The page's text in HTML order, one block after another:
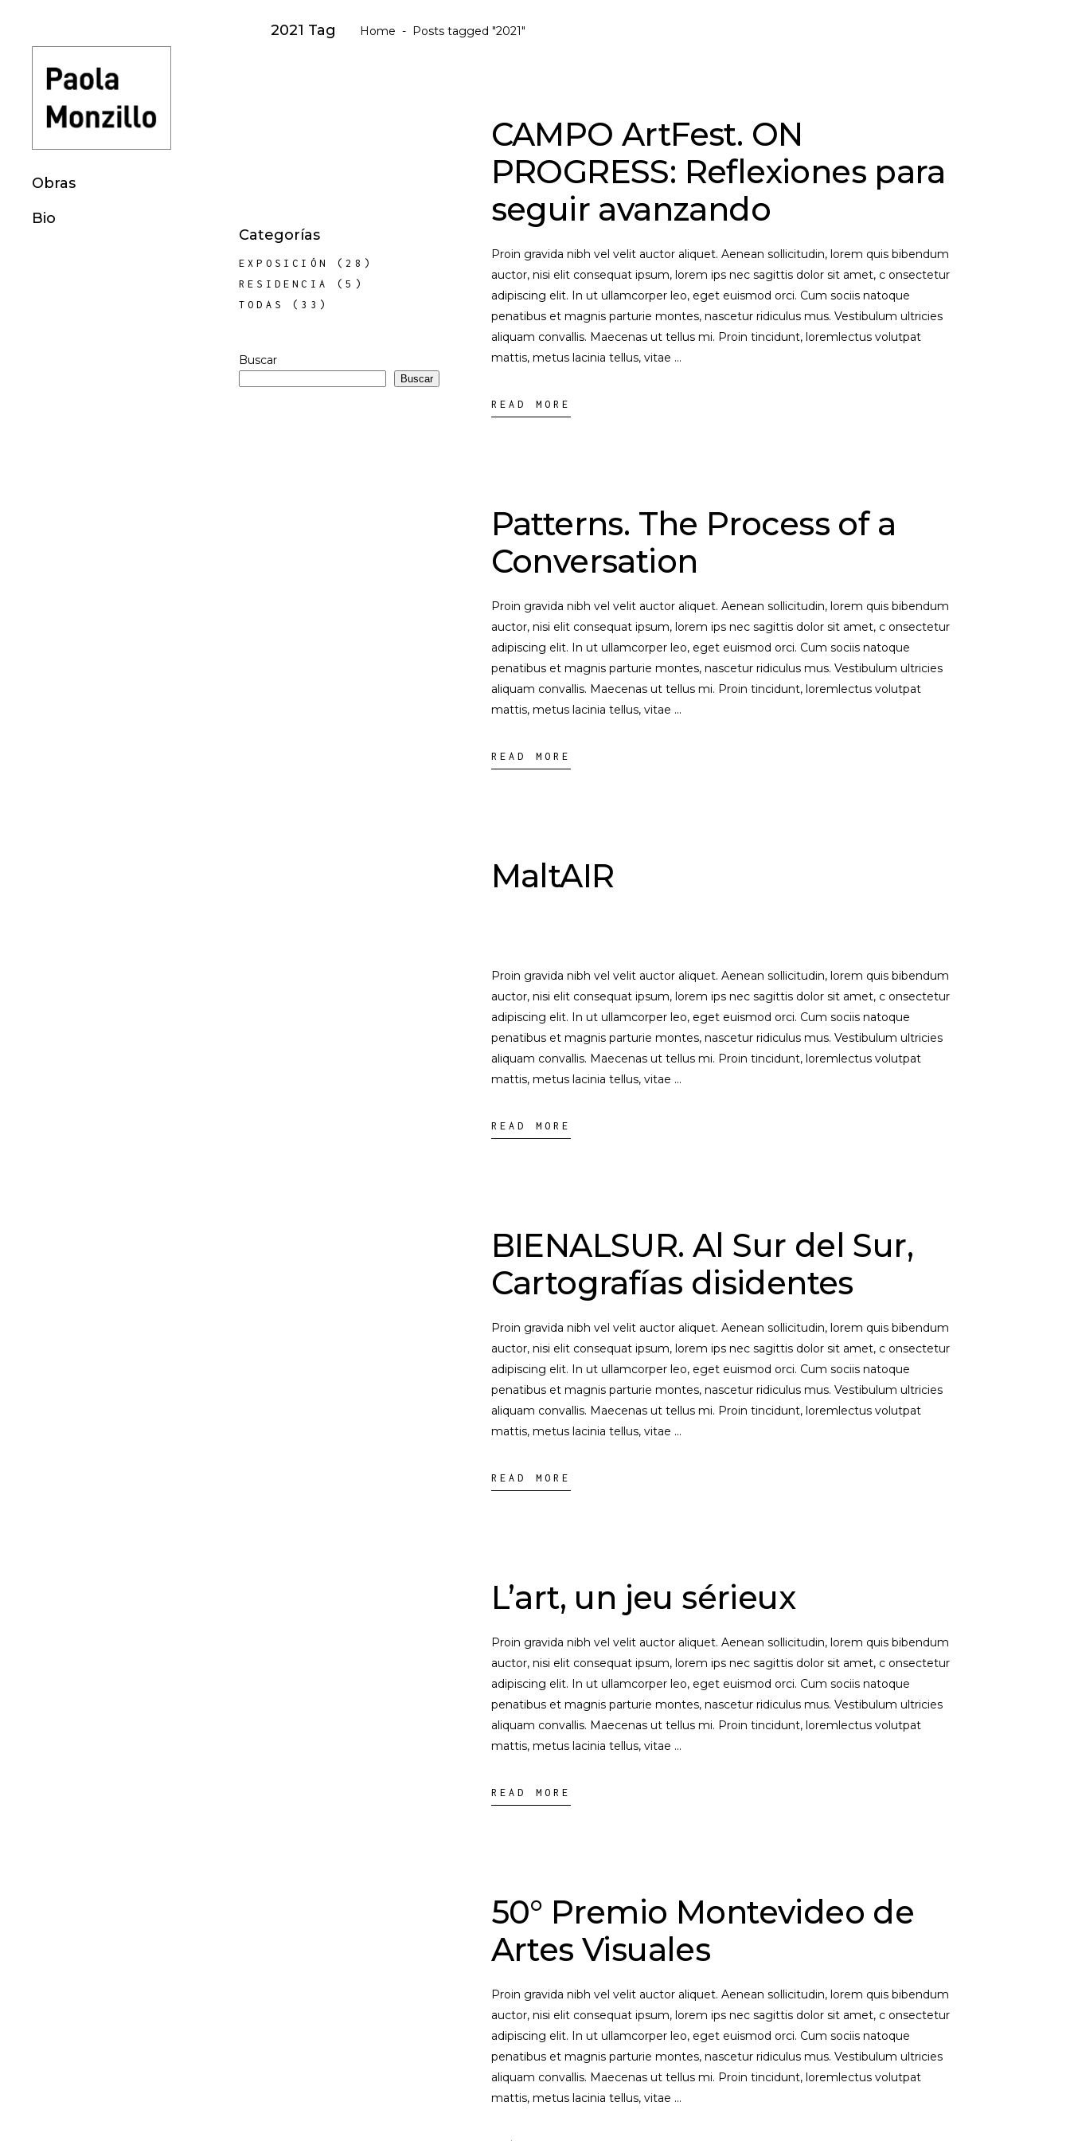
Obras
Bio
2021 Tag Home - Posts tagged "2021"
CAMPO ArtFest. ON
PROGRESS: Reflexiones para
seguir avanzando
Proin gravida nibh vel velit auctor aliquet. Aenean sollicitudin, lorem quis bibendum
auctor, nisi elit consequat ipsum, lorem ips nec sagittis dolor sit amet, c onsectetur
adipiscing elit. In ut ullamcorper leo, eget euismod orci. Cum sociis natoque
penatibus et magnis parturie montes, nascetur ridiculus mus. Vestibulum ultricies
aliquam convallis. Maecenas ut tellus mi. Proin tincidunt, loremlectus volutpat
mattis, metus lacinia tellus, vitae
READ MORE
Patterns. The Process of a
Conversation
Proin gravida nibh vel velit auctor aliquet. Aenean sollicitudin, lorem quis bibendum
auctor, nisi elit consequat ipsum, lorem ips nec sagittis dolor sit amet, c onsectetur
adipiscing elit. In ut ullamcorper leo, eget euismod orci. Cum sociis natoque
penatibus et magnis parturie montes, nascetur ridiculus mus. Vestibulum ultricies
aliquam convallis. Maecenas ut tellus mi. Proin tincidunt, loremlectus volutpat
mattis, metus lacinia tellus, vitae
READ MORE
MaltAIR
Proin gravida nibh vel velit auctor aliquet. Aenean sollicitudin, lorem quis bibendum
auctor, nisi elit consequat ipsum, lorem ips nec sagittis dolor sit amet, c onsectetur
adipiscing elit. In ut ullamcorper leo, eget euismod orci. Cum sociis natoque
penatibus et magnis parturie montes, nascetur ridiculus mus. Vestibulum ultricies
aliquam convallis. Maecenas ut tellus mi. Proin tincidunt, loremlectus volutpat
mattis, metus lacinia tellus, vitae
READ MORE
BIENALSUR. Al Sur del Sur,
Cartografías disidentes
Proin gravida nibh vel velit auctor aliquet. Aenean sollicitudin, lorem quis bibendum
auctor, nisi elit consequat ipsum, lorem ips nec sagittis dolor sit amet, c onsectetur
adipiscing elit. In ut ullamcorper leo, eget euismod orci. Cum sociis natoque
penatibus et magnis parturie montes, nascetur ridiculus mus. Vestibulum ultricies
aliquam convallis. Maecenas ut tellus mi. Proin tincidunt, loremlectus volutpat
mattis, metus lacinia tellus, vitae
READ MORE
L’art, un jeu sérieux
Proin gravida nibh vel velit auctor aliquet. Aenean sollicitudin, lorem quis bibendum
auctor, nisi elit consequat ipsum, lorem ips nec sagittis dolor sit amet, c onsectetur
adipiscing elit. In ut ullamcorper leo, eget euismod orci. Cum sociis natoque
penatibus et magnis parturie montes, nascetur ridiculus mus. Vestibulum ultricies
aliquam convallis. Maecenas ut tellus mi. Proin tincidunt, loremlectus volutpat
mattis, metus lacinia tellus, vitae
READ MORE
50° Premio Montevideo de
Artes Visuales
Proin gravida nibh vel velit auctor aliquet. Aenean sollicitudin, lorem quis bibendum
auctor, nisi elit consequat ipsum, lorem ips nec sagittis dolor sit amet, c onsectetur
adipiscing elit. In ut ullamcorper leo, eget euismod orci. Cum sociis natoque
penatibus et magnis parturie montes, nascetur ridiculus mus. Vestibulum ultricies
aliquam convallis. Maecenas ut tellus mi. Proin tincidunt, loremlectus volutpat
mattis, metus lacinia tellus, vitae
Categorías
EXPOSICIÓN
(28)
RESIDENCIA
(5)
TODAS
(33)
Buscar
Buscar